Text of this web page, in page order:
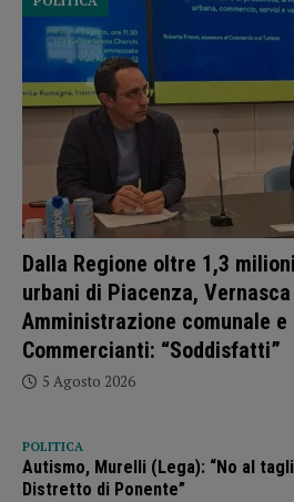
Dalla Regione oltre 1,3
urbani di Piacenza,
Amministrazione comunale e
Commercianti: “Soddisfatti”
5 Agosto 2026
POLITICA
Autismo, Murelli (Lega): “No al
Distretto di Ponente”